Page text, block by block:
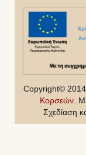
Copyright©
Κορσεών.
Σχεδίαση